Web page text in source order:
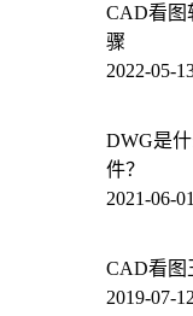
CAD看图
骤
2022-05-
DWG是
件？
2021-06-
CAD看图
2019-07-